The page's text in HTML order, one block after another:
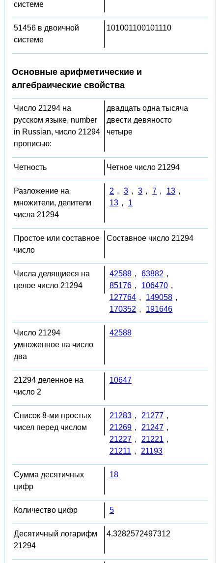
системе
51456 в двоичной
системе
101001100101110
Основные арифметические и
алгебраические свойства
Число 21294 на
русском языке, number
in Russian, число 21294
прописью:
двадцать одна тысяча
двести девяносто
четыре
Четность Четное число 21294
Разложение на
множители, делители
числа 21294
2 , 3 , 3 , 7 , 13 ,
13 , 1
Простое или составное
число
Составное число 21294
Числа делящиеся на
целое число 21294
42588 , 63882 ,
85176 , 106470 ,
127764 , 149058 ,
170352 , 191646
Число 21294
умноженное на число
два
42588
21294 деленное на
число 2
10647
Список 8-ми простых
чисел перед числом
21283 , 21277 ,
21269 , 21247 ,
21227 , 21221 ,
21211 , 21193
Сумма десятичных
цифр
18
Количество цифр 5
Десятичный логарифм
21294
4.3282572497312